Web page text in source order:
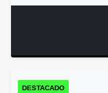
DESTACADO